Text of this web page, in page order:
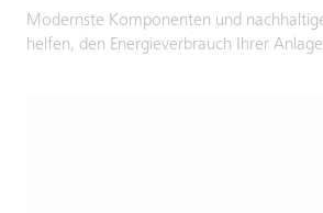
Modernste Komponenten und
helfen, den Energieverbrauch Ihrer